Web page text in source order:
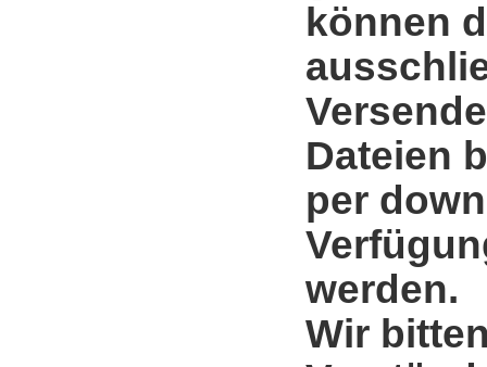
können
Dateien
per
werden.
Wir